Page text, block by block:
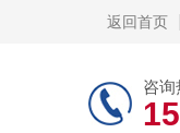
返回首页
咨询